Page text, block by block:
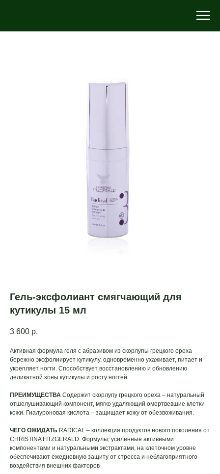
Гель-эксфолиант смягчающий для
кутикулы 15 мл
3 600 р.
Активная формула геля c абразивом из скорлупы грецкого ореха
бережно эксфолиирует кутикулу, одновременно ухаживает, питает и
укрепляет ногти. Способствует восстановлению и обновлению
деликатной зоны кутикулы и росту ногтей.
ПРЕИМУЩЕСТВА Содержит скорлупу грецкого ореха – натуральный
отшелушивающий компонент, мягко удаляющий омертвевшие клетки
кожи. Гиалуроновая кислота – защищает кожу от обезвоживания.
ЧЕГО ОЖИДАТЬ RADICAL – коллекция продуктов нового поколения от
CHRISTINA FITZGERALD. Формулы, усиленные активными
компонентами и натуральными экстрактами, на клеточном уровне
обеспечивают ежедневную защиту от стресса и неблагоприятного
воздействия внешних факторов